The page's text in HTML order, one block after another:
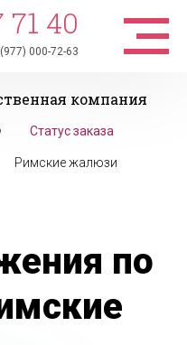
71 40
000-72-63
компания
Статус заказа
Римские жалюзи
по